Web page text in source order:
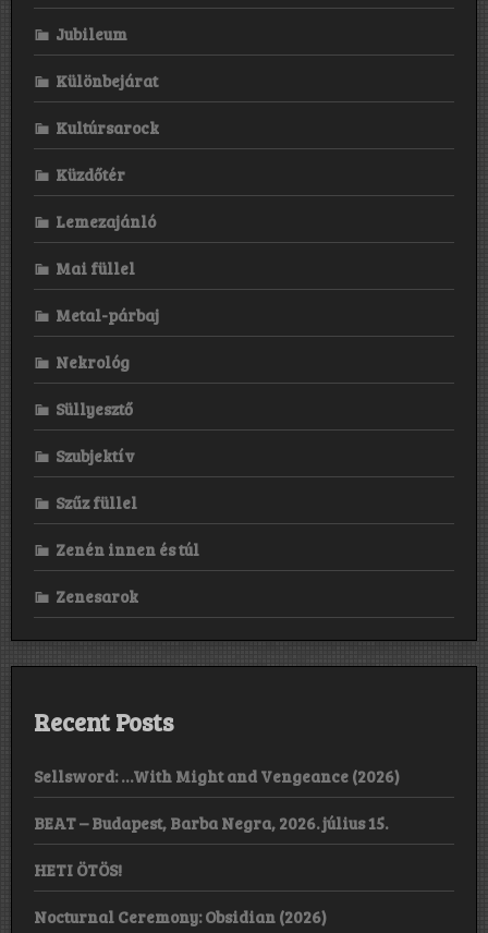
Jubileum
Különbejárat
Kultúrsarock
Küzdőtér
Lemezajánló
Mai füllel
Metal-párbaj
Nekrológ
Süllyesztő
Szubjektív
Szűz füllel
Zenén innen és túl
Zenesarok
Recent Posts
Sellsword: …With Might and Vengeance (2026)
BEAT – Budapest, Barba Negra, 2026. július 15.
HETI ÖTÖS!
Nocturnal Ceremony: Obsidian (2026)